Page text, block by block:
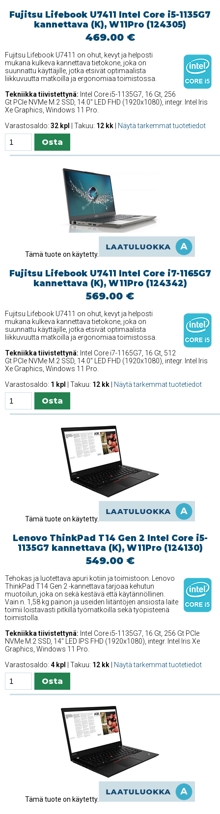
Fujitsu Lifebook U7411 Intel Core i5-1135G7
kannettava (K), W11Pro (124305)
469.00 €
Fujitsu Lifebook U7411 on ohut, kevyt ja helposti
mukana kulkeva kannettava tietokone, joka on
suunnattu käyttäjille, jotka etsivät optimaalista
liikkuvuutta matkoilla ja ergonomiaa toimistossa.
Tekniikka tiivistettynä: Intel Core i5-1135G7, 16 Gt, 256
Gt PCIe NVMe M.2 SSD, 14.0'' LED FHD (1920x1080), integr. Intel Iris
Xe Graphics, Windows 11 Pro.
Varastosaldo: 32 kpl | Takuu: 12 kk Näytä tarkemmat tuotetiedot
Tämä tuote on käytetty.
Fujitsu Lifebook U7411 Intel Core i7-1165G7
kannettava (K), W11Pro (124342)
569.00 €
Fujitsu Lifebook U7411 on ohut, kevyt ja helposti
mukana kulkeva kannettava tietokone, joka on
suunnattu käyttäjille, jotka etsivät optimaalista
liikkuvuutta matkoilla ja ergonomiaa toimistossa.
Tekniikka tiivistettynä: Intel Core i7-1165G7, 16 Gt, 512
Gt PCIe NVMe M.2 SSD, 14.0'' LED FHD (1920x1080), integr. Intel Iris
Xe Graphics, Windows 11 Pro.
Varastosaldo: 1 kpl | Takuu: 12 kk Näytä tarkemmat tuotetiedot
Tämä tuote on käytetty.
Lenovo ThinkPad T14 Gen 2 Intel Core i5-
1135G7 kannettava (K), W11Pro (124130)
549.00 €
Tehokas ja luotettava apuri kotiin ja toimistoon. Lenovo
ThinkPad T14 Gen 2 -kannettava tarjoaa kehutun
muotoilun, joka on sekä kestävä että käytännöllinen.
Vain n. 1,58 kg painon ja useiden liitäntöjen ansiosta laite
toimii loistavasti pitkillä työmatkoilla sekä työpisteenä
toimistolla.
Tekniikka tiivistettynä: Intel Core i5-1135G7, 16 Gt, 256 Gt PCIe
NVMe M.2 SSD, 14'' LED IPS FHD (1920x1080), integr. Intel Iris Xe
Graphics, Windows 11 Pro.
Varastosaldo: 4 kpl | Takuu: 12 kk Näytä tarkemmat tuotetiedot
Tämä tuote on käytetty.